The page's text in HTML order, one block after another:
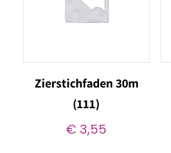
Zierstichfaden 30m
(111)
€ 3,55